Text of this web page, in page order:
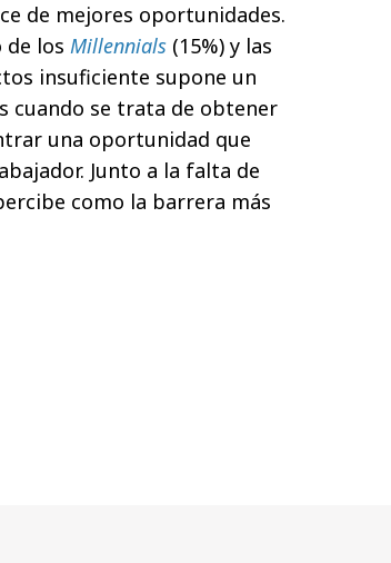
de mejores oportunidades.
de los Millennials (15%) y las
insuficiente supone un
cuando se trata de obtener
una oportunidad que
Junto a la falta de
como la barrera más